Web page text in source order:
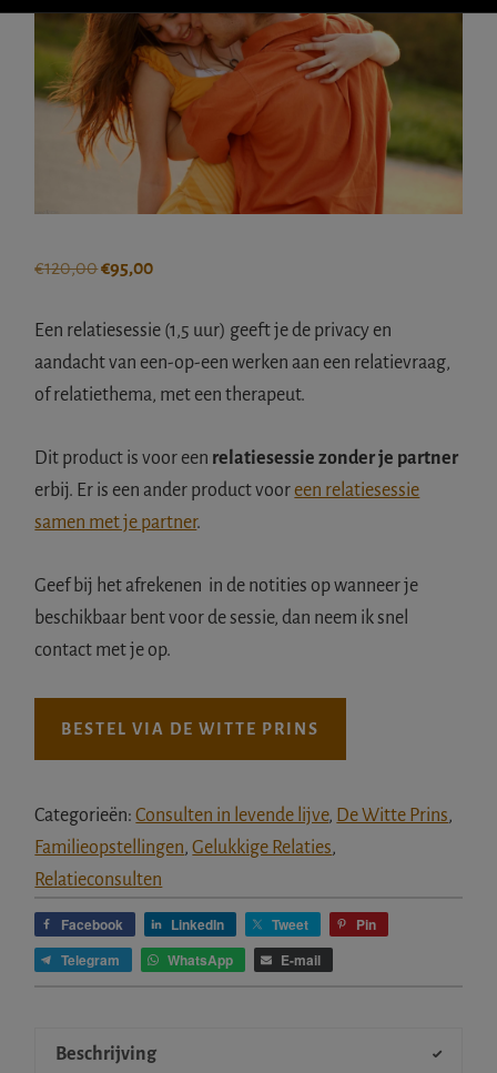
IETS
€120,00Oorspronkelijke
was:
€120,00.
€95,00Huidige
is:
€95,00.
Een relatiesessie (1,5 uur) geeft je de privacy en
aandacht van een-op-een werken aan een relatievraag,
of relatiethema, met een therapeut.
Dit product is voor een relatiesessie zonder je partner
erbij. Er is een ander product vooreen relatiesessie
samen met je partner.
Geef bij het afrekenen in de notities op wanneer je
beschikbaar bent voor de sessie, dan neem ik snel
contact met je op.
BESTEL VIA DE WITTE PRINS
Categorieën:Consulten in levende lijve, De Witte Prins,
Familieopstellingen,Gelukkige Relaties,
Relatieconsulten
Facebook LinkedIn Tweet
Pin
Telegram
WhatsApp E-mail
Beschrijving